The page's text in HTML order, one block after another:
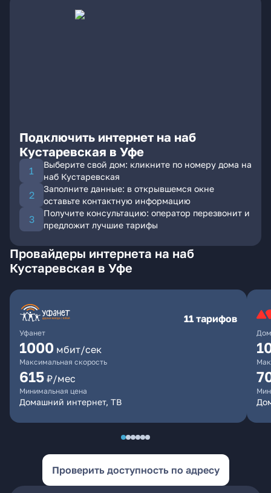
Подключить интернет на наб
Кустаревская в Уфе
Выберите свой дом: кликните по номеру дома на
наб Кустаревская
Заполните данные: в открывшемся окне
оставьте контактную информацию
Получите консультацию: оператор перезвонит и
предложит лучшие тарифы
Провайдеры интернета на наб
Кустаревская в Уфе
Уфанет
11 тарифов
1000 мбит/сек
Максимальная скорость
615 ₽/мес
Минимальная цена
Домашний интернет, ТВ
Проверить доступность по адресу